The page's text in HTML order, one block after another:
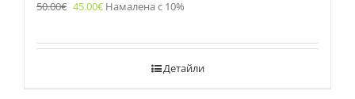
50.00€ 45.00€ Намалена с 10%
Детайли